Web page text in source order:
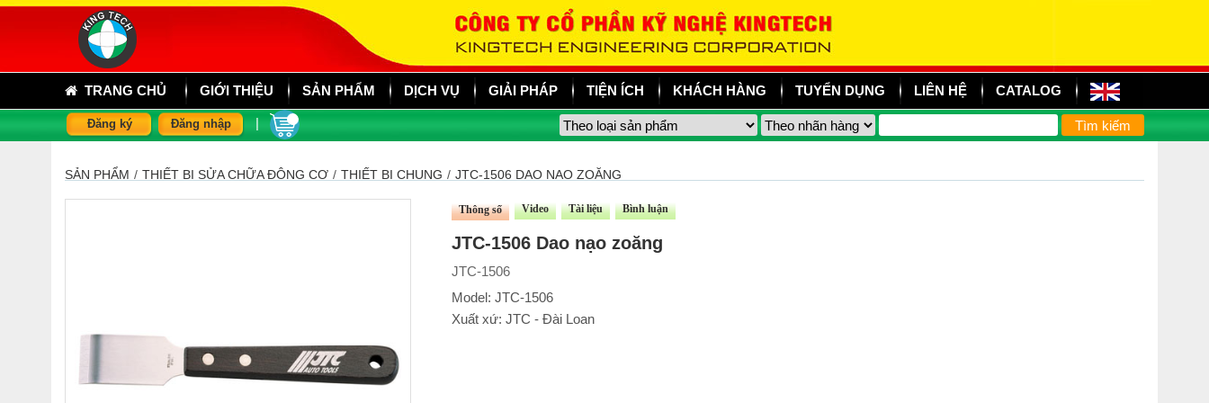
TRANG CHỦ GIỚI THIỆU SẢN PHẨM DỊCH VỤ GIẢI PHÁP TIỆN ÍCH KHÁCH HÀNG TUYỂN DỤNG LIÊN HỆ CATALOG
Đăng ký Đăng nhập
SẢN PHẨM / THIẾT BỊ SỬA CHỮA ĐỘNG CƠ / THIẾT BỊ CHUNG / JTC-1506 DAO NẠO ZOĂNG
Thông số Video Tài liệu Bình luận
JTC-1506 Dao nạo zoăng
JTC-1506
Model: JTC-1506
Xuất xứ: JTC - Đài Loan